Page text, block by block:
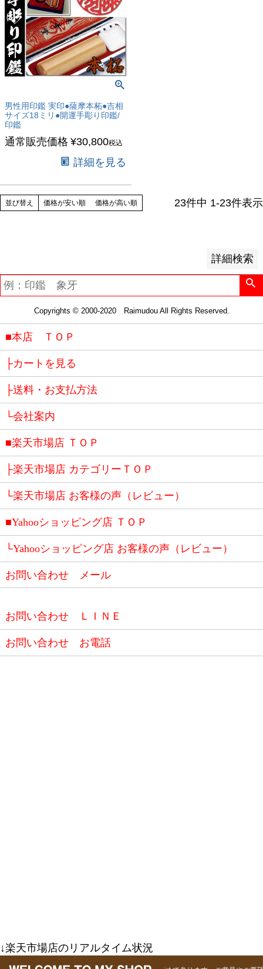
男性用印鑑 実印●薩摩本柘●吉相
サイズ18ミリ●開運手彫り印鑑/
印鑑
通常販売価格 ¥30,800税込
詳細を見る
並び替え 価格が安い順 価格が高い順 23件中 1-23件表示
詳細検索
バンドル販売
予約商品
予約商品のみを表示
並び順
新着順
登録順
価格が安い順
価格が高い順
レビュー順
キーワードヒット順
Copyrights © 2000-2020 Raimudou All Rights Reserved.
■本店 ＴＯＰ
├カートを見る
├送料・お支払方法
└会社案内
■楽天市場店 ＴＯＰ
├楽天市場店 カテゴリーＴＯＰ
└楽天市場店 お客様の声（レビュー）
■Yahooショッピング店 ＴＯＰ
└Yahooショッピング店 お客様の声（レビュー）
お問い合わせ メール
お問い合わせ ＬＩＮＥ
お問い合わせ お電話
↓楽天市場店のリアルタイム状況